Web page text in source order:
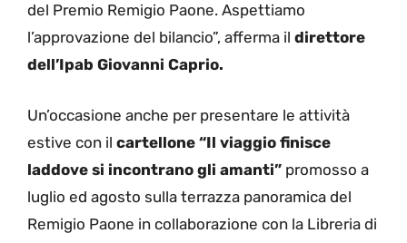
del Premio Remigio Paone. Aspettiamo
l’approvazione del bilancio”, afferma il direttore
dell’Ipab Giovanni Caprio.
Un’occasione anche per presentare le attività
estive con il cartellone “Il viaggio finisce
laddove si incontrano gli amanti” promosso a
luglio ed agosto sulla terrazza panoramica del
Remigio Paone in collaborazione con la Libreria di